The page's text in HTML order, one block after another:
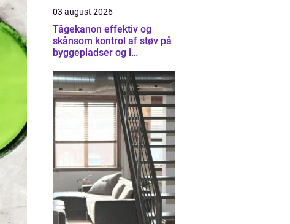
03 august 2026
Tågekanon effektiv og
skånsom kontrol af støv på
byggepladser og i